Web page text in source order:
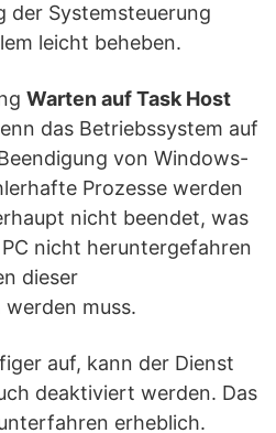
der Systemsteuerung
leicht beheben.
Warten auf Task Host
das Betriebssystem auf
von Windows-
Prozesse werden
nicht beendet, was
nicht heruntergefahren
dieser
muss.
auf, kann der Dienst
deaktiviert werden. Das
erheblich.